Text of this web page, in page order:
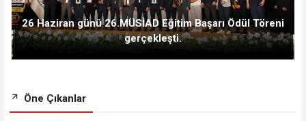
26 Haziran günü 26.MÜSİAD Eğitim Başarı Ödül Töreni
gerçekleşti.
Öne Çıkanlar